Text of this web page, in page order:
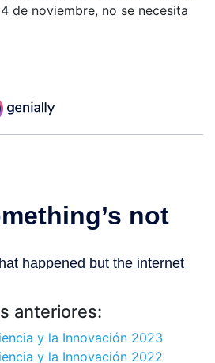
de noviembre, no se necesita
anteriores:
y la Innovación 2023
y la Innovación 2022